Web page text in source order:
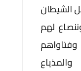
الشيطان
لهم
وفتاواهم